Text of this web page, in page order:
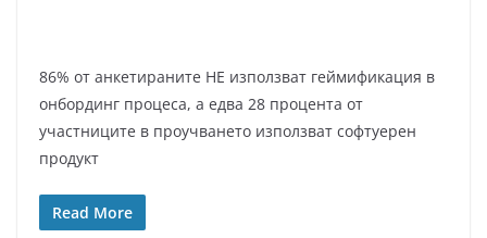
86% от анкетираните НЕ използват геймификация в
онбординг процеса, а едва 28 процента от
участниците в проучването използват софтуерен
продукт
Read More